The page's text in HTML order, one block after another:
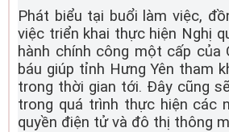
Phát biểu tại buổi làm việc,
việc triển khai thực hiện Nghị
hành chính công một cấp của
báu giúp tỉnh Hưng Yên tham
trong thời gian tới. Đây cũng
trong quá trình thực hiện các
quyền điện tử và đô thị thông